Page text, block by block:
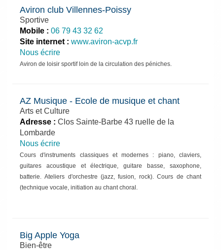
Aviron club Villennes-Poissy
Sportive
Mobile : 06 79 43 32 62
Site internet : www.aviron-acvp.fr
Nous écrire
Aviron de loisir sportif loin de la circulation des péniches.
AZ Musique - Ecole de musique et chant
Arts et Culture
Adresse : Clos Sainte-Barbe 43 ruelle de la
Lombarde
Nous écrire
Cours d'instruments classiques et modernes : piano, claviers,
guitares acoustique et électrique, guitare basse, saxophone,
batterie.Ateliers d'orchestre (jazz, fusion, rock).Cours de chant
(technique vocale, initiation au chant choral.
Big Apple Yoga
Bien-être